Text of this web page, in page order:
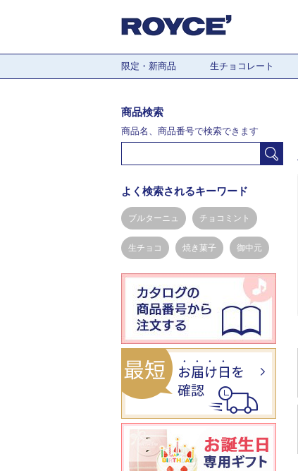
限定・新商品 生チョコレート
商品検索
商品名、商品番号で検索できます
よく検索されるキーワード
ブルターニュ チョコミント
生チョコ 焼き菓子 御中元